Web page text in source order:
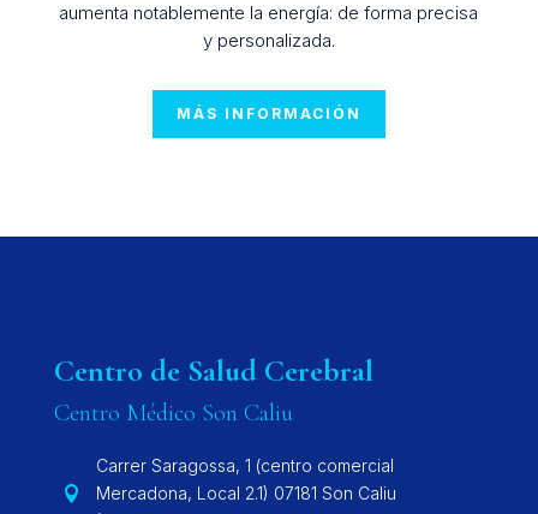
aumenta notablemente la energía: de forma precisa
y personalizada.
MÁS INFORMACIÓN
Centro de Salud Cerebral
Centro Médico Son Caliu

Carrer Saragossa, 1 (centro comercial
Mercadona, Local 2.1) 07181 Son Caliu